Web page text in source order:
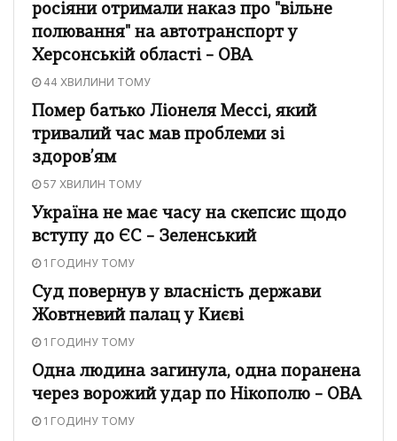
росіяни отримали наказ про "вільне
полювання" на автотранспорт у
Херсонській області – ОВА
44 ХВИЛИНИ ТОМУ
Помер батько Ліонеля Мессі, який
тривалий час мав проблеми зі
здоров’ям
57 ХВИЛИН ТОМУ
Україна не має часу на скепсис щодо
вступу до ЄС – Зеленський
1 ГОДИНУ ТОМУ
Суд повернув у власність держави
Жовтневий палац у Києві
1 ГОДИНУ ТОМУ
Одна людина загинула, одна поранена
через ворожий удар по Нікополю – ОВА
1 ГОДИНУ ТОМУ